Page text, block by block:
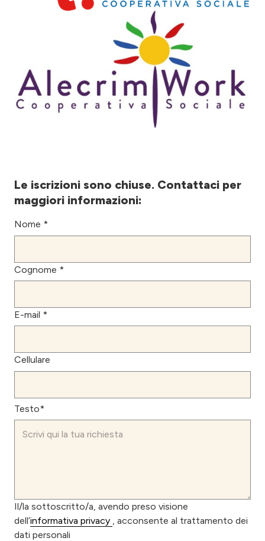
Le iscrizioni sono chiuse. Contattaci per
maggiori informazioni:
Nome *
Cognome *
E-mail *
Cellulare
Testo*
Il/la sottoscritto/a, avendo preso visione
dell’informativa privacy , acconsente al trattamento dei
dati personali